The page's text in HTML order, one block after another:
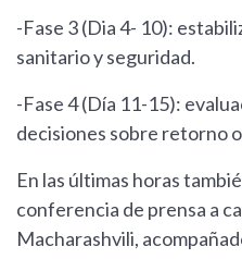
-Fase 3 (Dia 4- 10):
sanitario y seguridad.
-Fase 4 (Día 11-15):
decisiones sobre retorno
En las últimas horas
conferencia de prensa a
Macharashvili,